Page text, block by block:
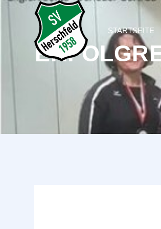
STARTSEITE